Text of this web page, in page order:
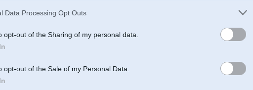
Data Processing Opt Outs
opt-out of the Sharing of my personal data.
opt-out of the Sale of my Personal Data.
F11 ar iDrive 4.0 ieliku no Aliexpress moduli, kuru ieslēdz starp head unit un ekrānu -
vēlāk viss darbojas, kā nākas. Mīnuss - kad šo moduli lieto, telefona skaņa iet no moduļa
https://